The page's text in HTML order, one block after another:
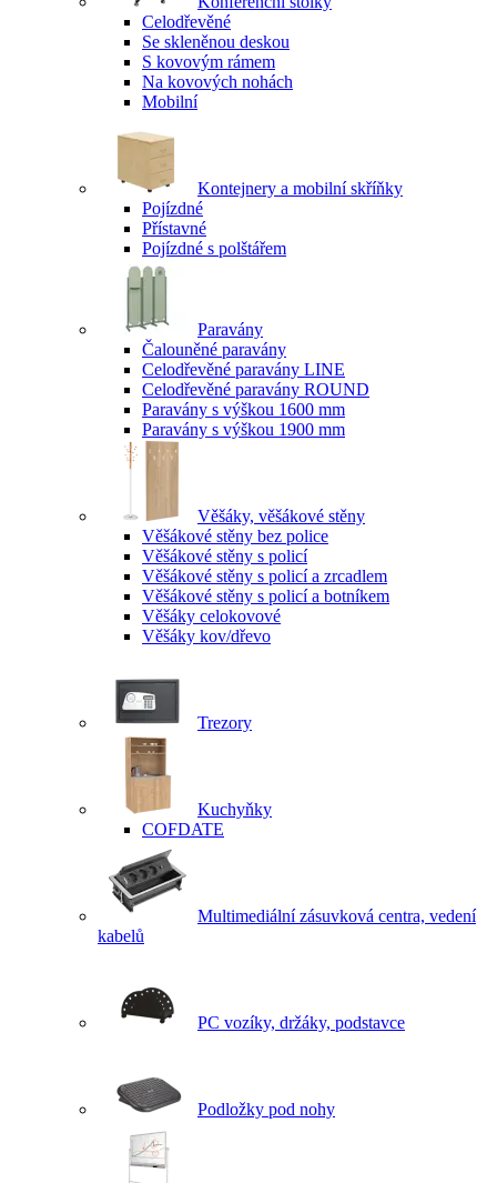
Celodřevěné
Se skleněnou deskou
S kovovým rámem
Na kovových nohách
Mobilní
Kontejnery a mobilní skříňky
Pojízdné
Přístavné
Pojízdné s polštářem
Paravány
Čalouněné paravány
Celodřevěné paravány LINE
Celodřevěné paravány ROUND
Paravány s výškou 1600 mm
Paravány s výškou 1900 mm
Věšáky, věšákové stěny
Věšákové stěny bez police
Věšákové stěny s policí
Věšákové stěny s policí a zrcadlem
Věšákové stěny s policí a botníkem
Věšáky celokovové
Věšáky kov/dřevo
Trezory
Kuchyňky
COFDATE
Multimediální zásuvková centra, vedení
kabelů
PC vozíky, držáky, podstavce
Podložky pod nohy